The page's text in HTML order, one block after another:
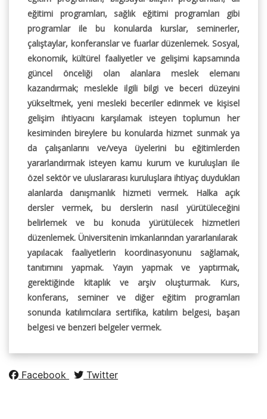
eğitimi programları, sağlık eğitimi programları gibi
programlar ile bu konularda kurslar, seminerler,
çalıştaylar, konferanslar ve fuarlar düzenlemek. Sosyal,
ekonomik, kültürel faaliyetler ve gelişimi kapsamında
güncel önceliği olan alanlara meslek elemanı
kazandırmak; meslekle ilgili bilgi ve beceri düzeyini
yükseltmek, yeni mesleki beceriler edinmek ve kişisel
gelişim ihtiyacını karşılamak isteyen toplumun her
kesiminden bireylere bu konularda hizmet sunmak ya
da çalışanlarını ve/veya üyelerini bu eğitimlerden
yararlandırmak isteyen kamu kurum ve kuruluşları ile
özel sektör ve uluslararası kuruluşlara ihtiyaç duydukları
alanlarda danışmanlık hizmeti vermek. Halka açık
dersler vermek, bu derslerin nasıl yürütüleceğini
belirlemek ve bu konuda yürütülecek hizmetleri
düzenlemek. Üniversitenin imkanlarından yararlanılarak
yapılacak faaliyetlerin koordinasyonunu sağlamak,
tanıtımını yapmak. Yayın yapmak ve yaptırmak,
gerektiğinde kitaplık ve arşiv oluşturmak. Kurs,
konferans, seminer ve diğer eğitim programları
sonunda katılımcılara sertifika, katılım belgesi, başarı
belgesi ve benzeri belgeler vermek.
Facebook Twitter